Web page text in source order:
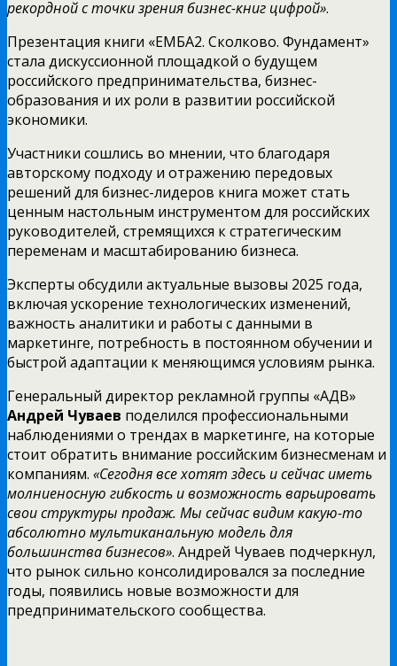
рекордной с точки зрения бизнес-книг цифрой».
Презентация книги «ЕМБА2. Сколково. Фундамент»
стала дискуссионной площадкой о будущем
российского предпринимательства, бизнес-
образования и их роли в развитии российской
экономики.
Участники сошлись во мнении, что благодаря
авторскому подходу и отражению передовых
решений для бизнес-лидеров книга может стать
ценным настольным инструментом для российских
руководителей, стремящихся к стратегическим
переменам и масштабированию бизнеса.
Эксперты обсудили актуальные вызовы 2025 года,
включая ускорение технологических изменений,
важность аналитики и работы с данными в
маркетинге, потребность в постоянном обучении и
быстрой адаптации к меняющимся условиям рынка.
Генеральный директор рекламной группы «АДВ»
Андрей Чуваев поделился профессиональными
наблюдениями о трендах в маркетинге, на которые
стоит обратить внимание российским бизнесменам и
компаниям. «Сегодня все хотят здесь и сейчас иметь
молниеносную гибкость и возможность варьировать
свои структуры продаж. Мы сейчас видим какую-то
абсолютно мультиканальную модель для
большинства бизнесов». Андрей Чуваев подчеркнул,
что рынок сильно консолидировался за последние
годы, появились новые возможности для
предпринимательского сообщества.